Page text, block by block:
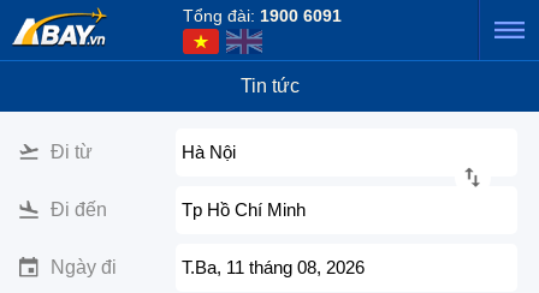
Tổng đài: 1900 6091
Tin tức
Đi từ Hà Nội
Đi đến Tp Hồ Chí Minh
Ngày đi T.Ba, 11 tháng 08, 2026